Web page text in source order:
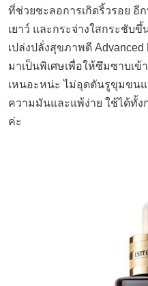
ที่ช่วยชะลอการเกิดริ้วรอย อี
เยาว์ และกระจ่างใสกระชับ
เปล่งปลั่งสุขภาพดี
มาเป็นพิเศษเพื่อให้ซึมซาบเข้
เหนอะหน่ะ ไม่อุดตันรูขุมขน
ความมันและแพ้ง่าย ใช้ได้ทั้ง
ค่ะ